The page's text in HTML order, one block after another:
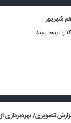
شهریور
تصویری/ بهره‌برداری